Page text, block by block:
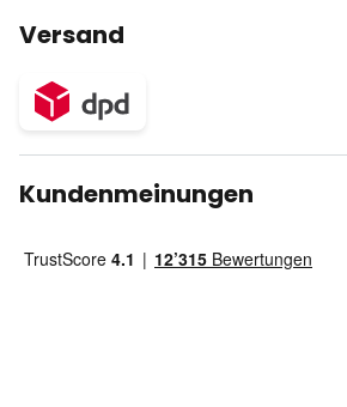
Versand
Kundenmeinungen